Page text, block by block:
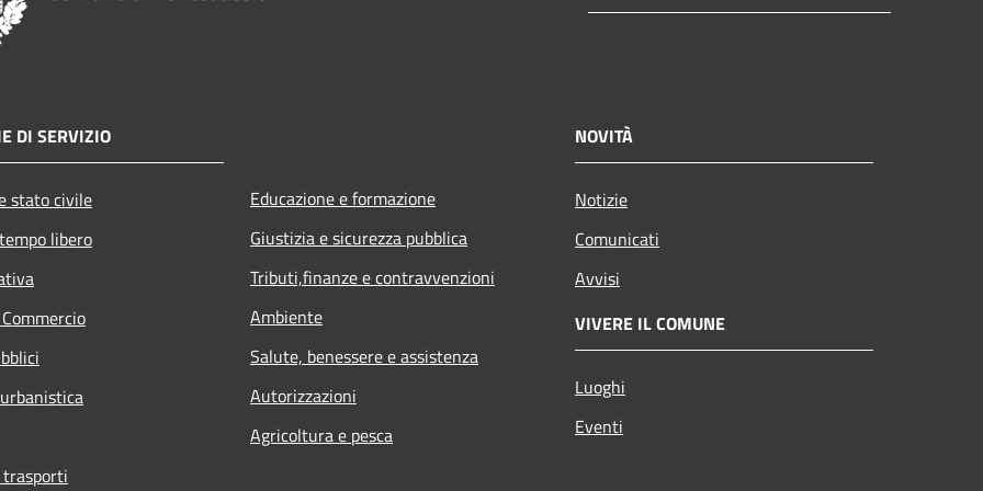
DI SERVIZIO
stato civile
libero
Educazione e formazione
Giustizia e sicurezza pubblica
Tributi,finanze e contravvenzioni
Ambiente
Salute, benessere e assistenza
Autorizzazioni
Agricoltura e pesca
NOVITÀ
Notizie
Comunicati
Avvisi
VIVERE IL COMUNE
Luoghi
Eventi